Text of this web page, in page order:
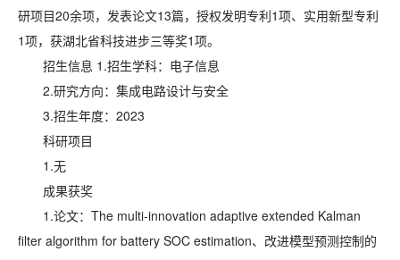
研项目20余项，发表论文13篇，授权发明专利1项、实用新型专利
1项，获湖北省科技进步三等奖1项。
招生信息 1.招生学科：电子信息
2.研究方向： 集成电路设计与安全
3.招生年度：2023
科研项目
1.无
成果获奖
1.论文：The multi-innovation adaptive extended Kalman
filter algorithm for battery SOC estimation、改进模型预测控制的